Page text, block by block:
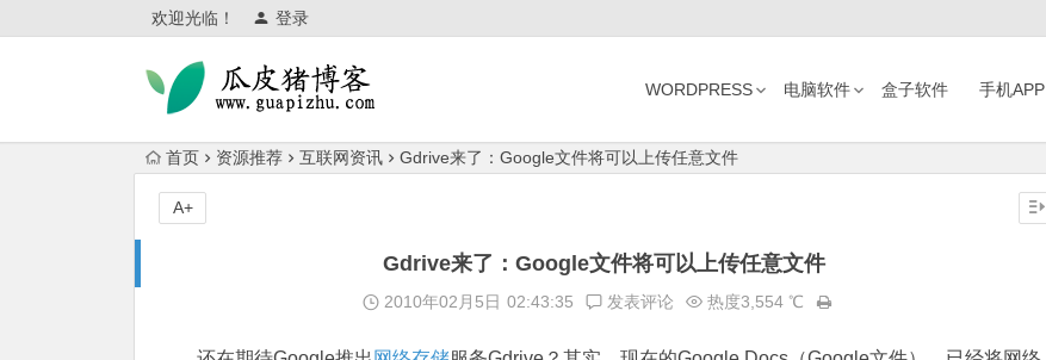
欢迎光临！ 登录
WORDPRESS 电脑软件 盒子软件 手机APP
首页 资源推荐 互联网资讯 Gdrive来了：Google文件将可以上传任意文件
Gdrive来了：Google文件将可以上传任意文件
2010年02月5日 02:43:35 发表评论 热度3,554 ℃
A+